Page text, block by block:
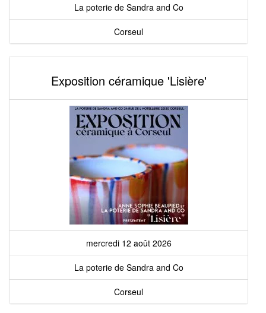
La poterie de Sandra and Co
Corseul
Exposition céramique 'Lisière'
mercredi 12 août 2026
La poterie de Sandra and Co
Corseul